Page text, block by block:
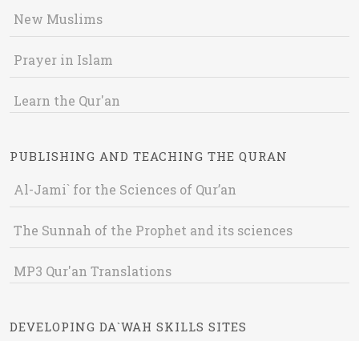
New Muslims
Prayer in Islam
Learn the Qur'an
PUBLISHING AND TEACHING THE QURAN
Al-Jami` for the Sciences of Qur’an
The Sunnah of the Prophet and its sciences
MP3 Qur'an Translations
DEVELOPING DA`WAH SKILLS SITES